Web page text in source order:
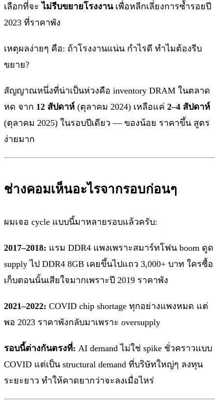
เลือกที่จะ ไม่รีบขยายโรงงานเพื่อหลีกเลี่ยงการซ้ำรอยปี
2023 ที่ราคาพัง
เหตุผลง่ายๆ คือ: ถ้าโรงงานแน่น กำไรดี ทำไมต้องรีบ
ขยาย?
สัญญาณหนึ่งที่น่าเป็นห่วงคือ inventory DRAM ในตลาด
หด จาก 12 สัปดาห์ (ตุลาคม 2024) เหลือแค่ 2–4 สัปดาห์
(ตุลาคม 2025) ในรอบปีเดียว — ของน้อย ราคาขึ้น สูตร
ง่ายมาก
ช่างคอมเห็นอะไรจากรอบก่อนๆ
ผมเจอ cycle แบบนี้มาหลายรอบแล้วครับ:
2017–2018: แรม DDR4 แพงเพราะสมาร์ทโฟน boom ดูด
supply ไป DDR4 8GB เคยขึ้นไปแถว 3,000+ บาท ใครซื้อ
เก็บตอนนั้นเสียใจมากเพราะปี 2019 ราคาพัง
2021–2022: COVID chip shortage ทุกอย่างแพงหมด แต่
พอ 2023 ราคาพังกลับมาเพราะ oversupply
รอบนี้ต่างกันตรงที่: AI demand ไม่ใช่ spike ชั่วคราวแบบ
COVID แต่เป็น structural demand ที่บริษัทใหญ่ๆ ลงทุน
ระยะยาว ทำให้คาดยากว่าจะลงเมื่อไหร่